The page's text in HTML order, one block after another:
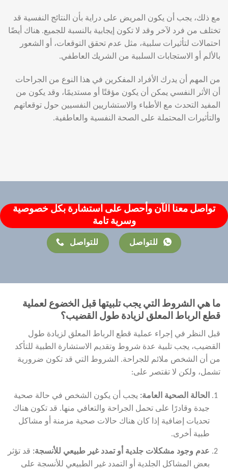
مع ذلك، يجب أن يكون المريض على دراية بأن النتائج النفسية قد
تختلف من فرد لآخر وقد لا تكون إيجابية بالنسبة للجميع. هناك أيضًا
احتمالات لتأثيرات سلبية، مثل عدم تحقق التوقعات، أو الشعور
بالألم أو الاستجابات السلبية من الشريك العاطفي.
من المهم أن يدرك الأفراد المفكرين في هذا النوع من الجراحات
أن الأثر النفسي يمكن أن يكون مؤقتًا أو مستديمًا، وقد يكون من
المفيد التحدث مع الأطباء والاستشاريين النفسيين حول توقعاتهم
والتأثيرات المحتملة على الصحة النفسية والعاطفية.
تواصل معنا الآن وأحصل على استشارة بكل خصوصية
وسرية تامة
للتواصل للتواصل
ما هي الشروط التي يجب تلبيتها قبل الخضوع لعملية
قطع الرباط المعلق لزيادة طول القضيب؟
قبل النظر في إجراء عملية قطع الرباط المعلق لزيادة طول
القضيب، يجب تلبية عدة شروط وتقديم الاستشارة الطبية للتأكد
من أن الشخص ملائم للجراحة. الشروط التي قد تكون ضرورية
تشمل، ولكن لا تقتصر على:
الحالة الصحية العامة: يجب أن يكون الشخص في حالة صحية
جيدة وقادرًا على تحمل الجراحة والتعافي منها. قد تكون هناك
تحديات إضافية إذا كان هناك حالات صحية مزمنة أو مشاكل
طبية أخرى.
عدم وجود مشكلات جلدية أو تمدد غير طبيعي للأنسجة: قد تؤثر
بعض المشاكل الجلدية أو التمدد غير الطبيعي للأنسجة على